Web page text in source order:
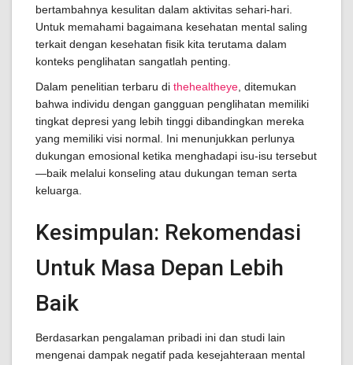
bertambahnya kesulitan dalam aktivitas sehari-hari.
Untuk memahami bagaimana kesehatan mental saling
terkait dengan kesehatan fisik kita terutama dalam
konteks penglihatan sangatlah penting.
Dalam penelitian terbaru di thehealtheye , ditemukan
bahwa individu dengan gangguan penglihatan memiliki
tingkat depresi yang lebih tinggi dibandingkan mereka
yang memiliki visi normal. Ini menunjukkan perlunya
dukungan emosional ketika menghadapi isu-isu tersebut
—baik melalui konseling atau dukungan teman serta
keluarga.
Kesimpulan: Rekomendasi
Untuk Masa Depan Lebih
Baik
Berdasarkan pengalaman pribadi ini dan studi lain
mengenai dampak negatif pada kesejahteraan mental